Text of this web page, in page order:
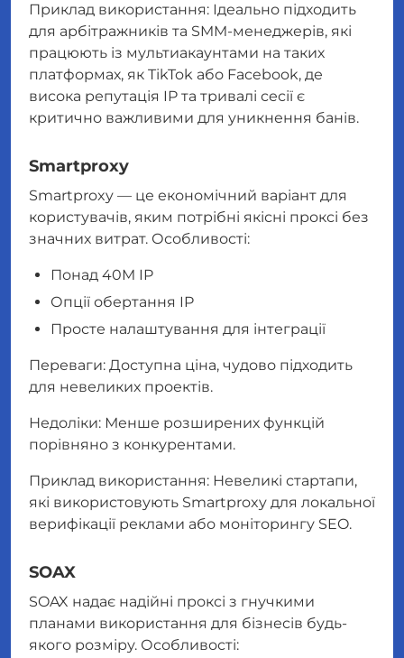
Приклад використання: Ідеально підходить
для арбітражників та SMM-менеджерів, які
працюють із мультиакаунтами на таких
платформах, як TikTok або Facebook, де
висока репутація IP та тривалі сесії є
критично важливими для уникнення банів.
Smartproxy
Smartproxy — це економічний варіант для
користувачів, яким потрібні якісні проксі без
значних витрат. Особливості:
Понад 40M IP
Опції обертання IP
Просте налаштування для інтеграції
Переваги: Доступна ціна, чудово підходить
для невеликих проектів.
Недоліки: Менше розширених функцій
порівняно з конкурентами.
Приклад використання: Невеликі стартапи,
які використовують Smartproxy для локальної
верифікації реклами або моніторингу SEO.
SOAX
SOAX надає надійні проксі з гнучкими
планами використання для бізнесів будь-
якого розміру. Особливості: